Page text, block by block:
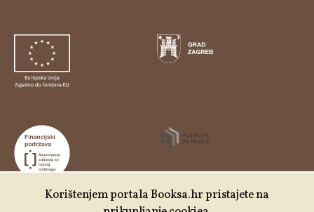
Korištenjem portala Booksa.hr pristajete na